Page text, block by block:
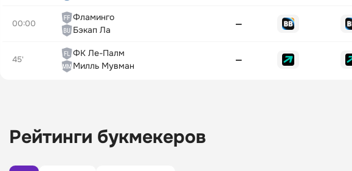
00:00
Фламинго
Бэкап Ла
—
45'
ФК Ле-Палм
Милль Мувман
—
Рейтинги букмекеров